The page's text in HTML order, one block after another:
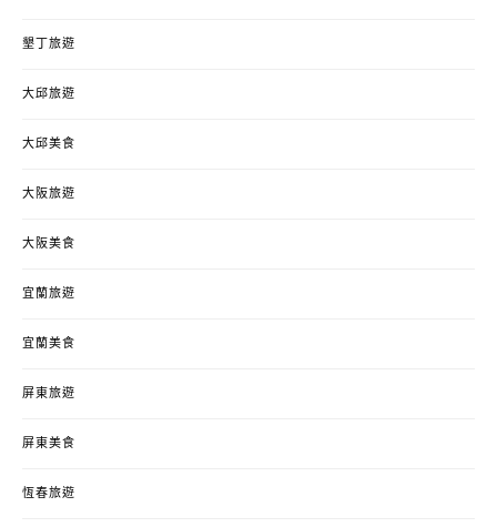
墾丁旅遊
大邱旅遊
大邱美食
大阪旅遊
大阪美食
宜蘭旅遊
宜蘭美食
屏東旅遊
屏東美食
恆春旅遊